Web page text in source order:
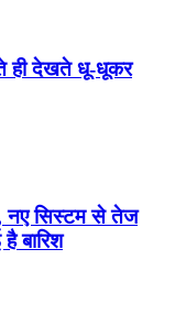
ही देखते धू-धूकर
नए सिस्टम से तेज
बारिश